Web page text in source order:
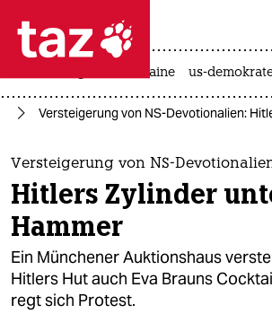
 taz zahl ich
taz zahl ich
themen
politik
öko
gesellschaft
krieg in der ukraine us-
Versteigerung von NS-Devotionalien:
Versteigerung von NS-
Hitlers Zylinder
Hammer
Ein Münchener Auktionshaus
Hitlers Hut auch Eva Brauns
regt sich Protest.